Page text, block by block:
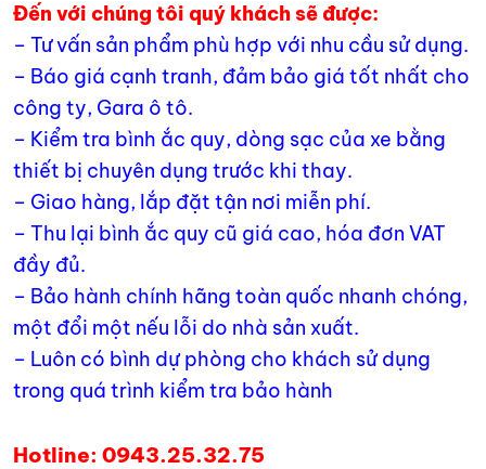
Đến với chúng tôi quý khách sẽ được:
– Tư vấn sản phẩm phù hợp với nhu cầu sử dụng.
– Báo giá cạnh tranh, đảm bảo giá tốt nhất cho
công ty, Gara ô tô.
– Kiểm tra bình ắc quy, dòng sạc của xe bằng
thiết bị chuyên dụng trước khi thay.
– Giao hàng, lắp đặt tận nơi miễn phí.
– Thu lại bình ắc quy cũ giá cao, hóa đơn VAT
đầy đủ.
– Bảo hành chính hãng toàn quốc nhanh chóng,
một đổi một nếu lỗi do nhà sản xuất.
– Luôn có bình dự phòng cho khách sử dụng
trong quá trình kiểm tra bảo hành
Hotline: 0943.25.32.75